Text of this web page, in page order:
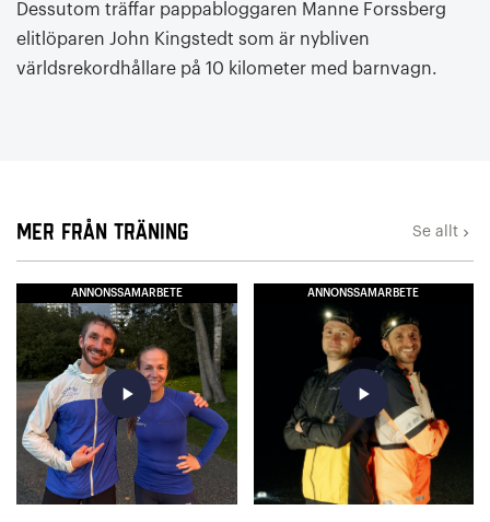
Dessutom träffar pappabloggaren Manne Forssberg
elitlöparen John Kingstedt som är nybliven
världsrekordhållare på 10 kilometer med barnvagn.
Mer från Träning Se allt keyboard_arrow_right
ANNONSSAMARBETE
play_arrow
ANNONSSAMARBETE
play_arrow